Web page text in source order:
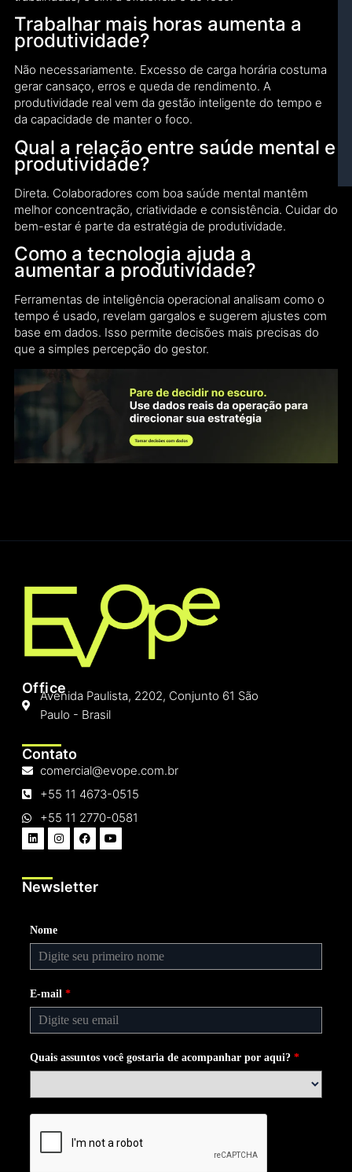
Trabalhar mais horas aumenta a
produtividade?
Não necessariamente. Excesso de carga horária costuma
gerar cansaço, erros e queda de rendimento. A
produtividade real vem da gestão inteligente do tempo e
da capacidade de manter o foco.
Qual a relação entre saúde mental e
produtividade?
Direta. Colaboradores com boa saúde mental mantêm
melhor concentração, criatividade e consistência. Cuidar do
bem-estar é parte da estratégia de produtividade.
Como a tecnologia ajuda a
aumentar a produtividade?
Ferramentas de inteligência operacional analisam como o
tempo é usado, revelam gargalos e sugerem ajustes com
base em dados. Isso permite decisões mais precisas do
que a simples percepção do gestor.
Office
Avenida Paulista, 2202, Conjunto 61 São
Paulo - Brasil
Contato
comercial@evope.com.br
+55 11 4673-0515
+55 11 2770-0581
Newsletter
Nome
E-mail *
Quais assuntos você gostaria de acompanhar por aqui? *